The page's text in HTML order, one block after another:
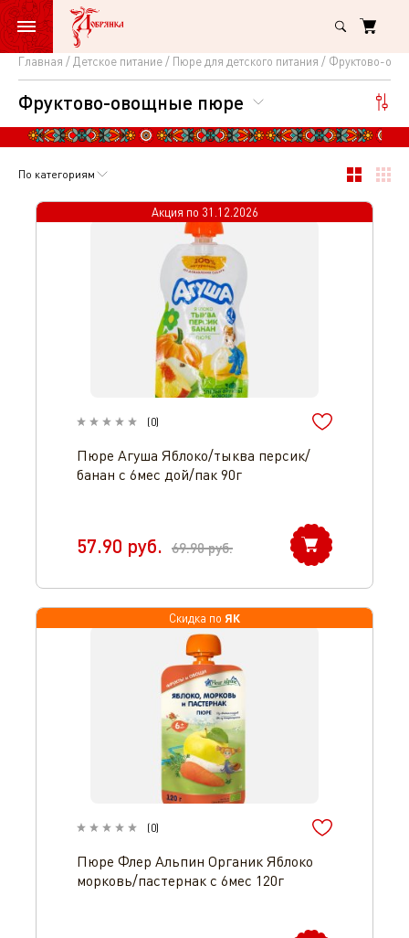
Главная Детское питание Пюре для детского питания Фруктово-
Фруктово-
овощные
пюре
Фруктово-овощные пюре
По категориям
Акция по 31.12.2026
(0)
Пюре Агуша Яблоко/тыква персик/
банан с 6мес дой/пак 90г
57.90 руб. 69.90руб.
Скидка по ЯК
(0)
Пюре Флер Альпин Органик Яблоко
морковь/пастернак c 6мес 120г